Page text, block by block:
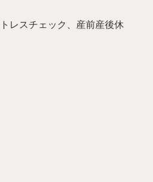
レスチェック、産前産後休